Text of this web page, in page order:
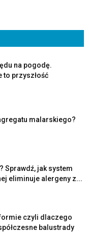
na pogodę.
to przyszłość
malarskiego?
Sprawdź, jak system
eliminuje alergeny z...
czyli dlaczego
balustrady